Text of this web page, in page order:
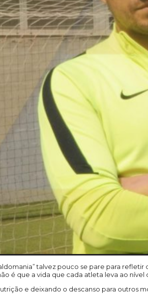
talvez pouco se pare para
é que a vida que cada atleta leva ao
e deixando o descanso para outros